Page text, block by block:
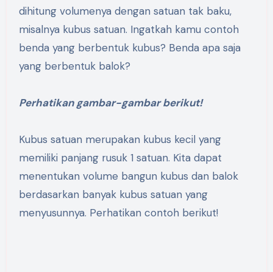
dihitung volumenya dengan satuan tak baku,
misalnya kubus satuan. Ingatkah kamu contoh
benda yang berbentuk kubus? Benda apa saja
yang berbentuk balok?
Perhatikan gambar-gambar berikut!
Kubus satuan merupakan kubus kecil yang
memiliki panjang rusuk 1 satuan. Kita dapat
menentukan volume bangun kubus dan balok
berdasarkan banyak kubus satuan yang
menyusunnya. Perhatikan contoh berikut!